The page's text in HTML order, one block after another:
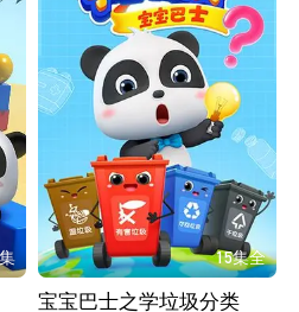
15集全
宝宝巴士之学垃圾分类